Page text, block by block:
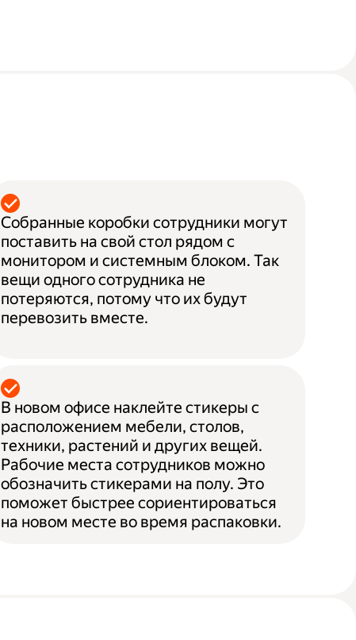
Собранные коробки сотрудники могут
поставить на свой стол рядом с
монитором и системным блоком. Так
вещи одного сотрудника не
потеряются, потому что их будут
перевозить вместе.
В новом офисе наклейте стикеры с
расположением мебели, столов,
техники, растений и других вещей.
Рабочие места сотрудников можно
обозначить стикерами на полу. Это
поможет быстрее сориентироваться
на новом месте во время распаковки.